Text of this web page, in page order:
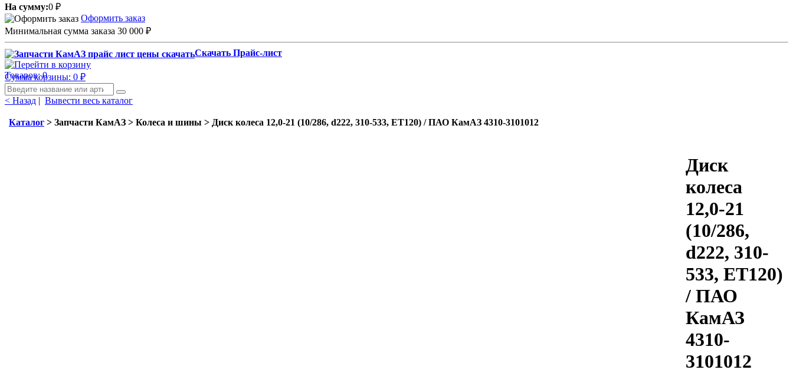
На сумму:0 ₽
Оформить заказ
Минимальная сумма заказа 30 000 ₽
Скачать Прайс-лист
Товаров: 0
Сумма корзины: 0 ₽
< Назад | Вывести весь каталог
Каталог > Запчасти КамАЗ > Колеса и шины > Диск колеса 12,0-21 (10/286, d222, 310-533, ЕТ120) / ПАО КамАЗ 4310-3101012
Диск
колеса
12,0-21
(10/286,
d222, 310-
533, ЕТ120)
/ ПАО
КамАЗ
4310-
3101012